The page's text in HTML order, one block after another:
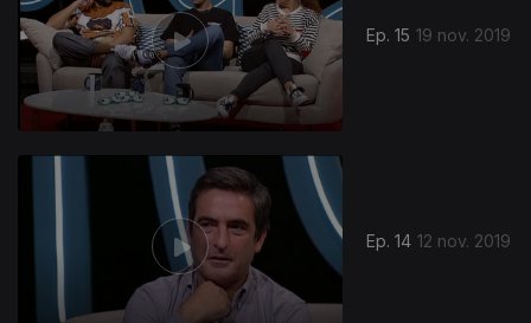
Ep. 15 19 nov. 2019
Ep. 14 12 nov. 2019